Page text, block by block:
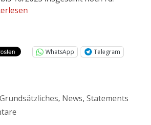
WhatsApp
Telegram
Grundsätzliches, News, Statements